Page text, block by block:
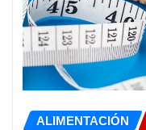
ALIMENTACIÓN